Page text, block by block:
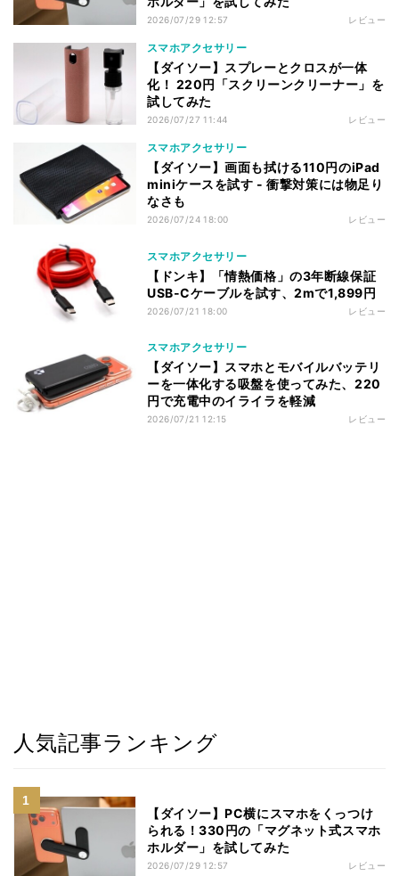
2026/07/29 12:57 レビュー
スマホアクセサリー
【ダイソー】スプレーとクロスが一体
化！ 220円「スクリーンクリーナー」を
試してみた
2026/07/27 11:44 レビュー
スマホアクセサリー
【ダイソー】画面も拭ける110円のiPad
miniケースを試す - 衝撃対策には物足り
なさも
2026/07/24 18:00 レビュー
スマホアクセサリー
【ドンキ】「情熱価格」の3年断線保証
USB-Cケーブルを試す、2mで1,899円
2026/07/21 18:00 レビュー
スマホアクセサリー
【ダイソー】スマホとモバイルバッテリ
ーを一体化する吸盤を使ってみた、220
円で充電中のイライラを軽減
2026/07/21 12:15 レビュー
人気記事ランキング
【ダイソー】PC横にスマホをくっつけ
られる！330円の「マグネット式スマホ
ホルダー」を試してみた
2026/07/29 12:57 レビュー